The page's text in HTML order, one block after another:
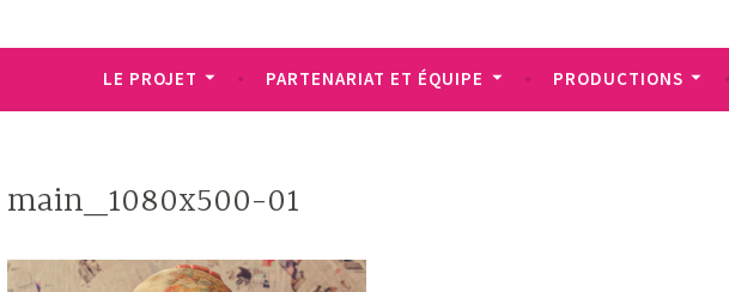
LE PROJET PARTENARIAT ET ÉQUIPE PRODUCTIONS
main_1080x500-01